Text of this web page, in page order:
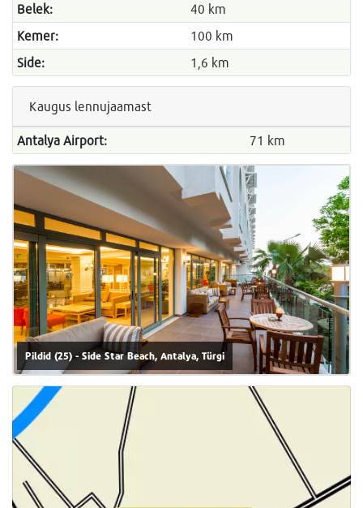
Belek:
40 km
Kemer:
100 km
Side:
1,6 km
Kaugus lennujaamast
Antalya Airport: 71 km
Pildid (25) - Side Star Beach, Antalya, Türgi